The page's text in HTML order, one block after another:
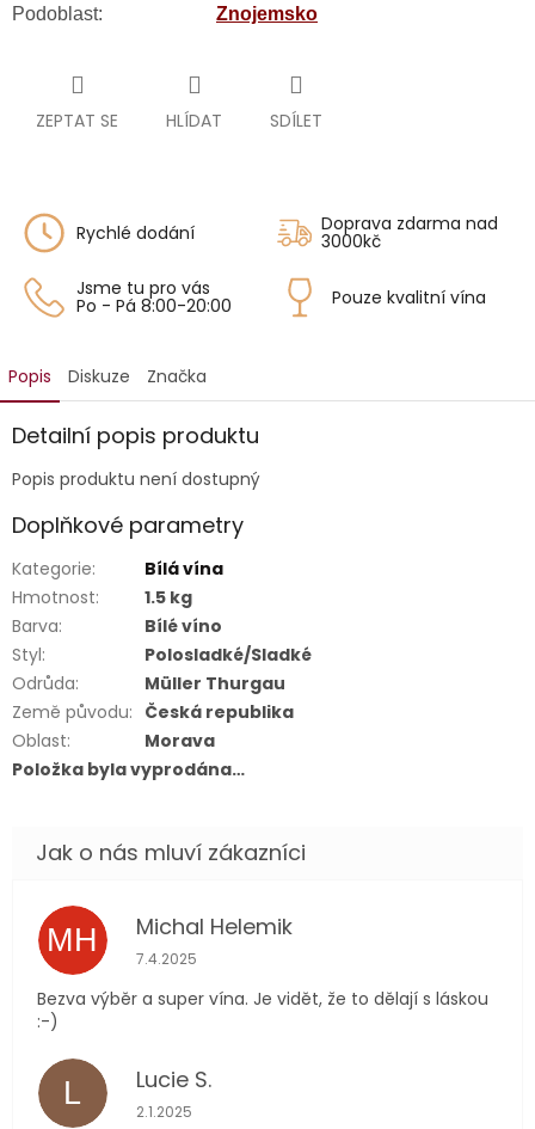
Podoblast:
Znojemsko
ZEPTAT SE HLÍDAT SDÍLET
Rychlé dodání Doprava zdarma nad
3000kč
Jsme tu pro vás
Po - Pá 8:00-20:00 Pouze kvalitní vína
Popis Diskuze Značka
Detailní popis produktu
Popis produktu není dostupný
Doplňkové parametry
Kategorie:
Bílá vína
Hmotnost:
1.5 kg
Barva:
Bílé víno
Styl:
Polosladké/Sladké
Odrůda:
Müller Thurgau
Země původu: Česká republika
Oblast:
Morava
Položka byla vyprodána…
MH Michal Helemik
Hodnocení obchodu je 5 z 5 hvězdiček.
7.4.2025
Bezva výběr a super vína. Je vidět, že to dělají s láskou
:-)
L Lucie S.
Hodnocení obchodu je 5 z 5 hvězdiček.
2.1.2025